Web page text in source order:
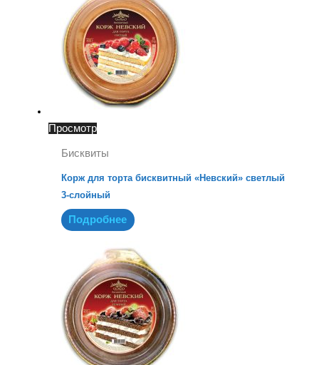
Просмотр
Бисквиты
Корж для торта бисквитный «Невский» светлый
3-слойный
Подробнее